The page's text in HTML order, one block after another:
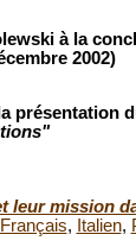
à la
2002)
présentation
leur mission
Français, Italien,